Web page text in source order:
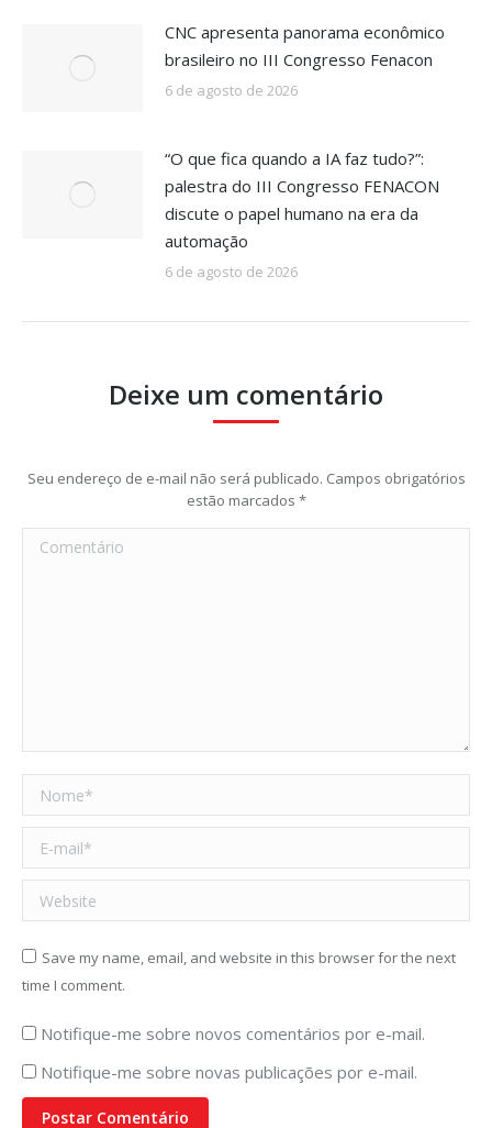
CNC apresenta panorama econômico
brasileiro no III Congresso Fenacon
6 de agosto de 2026
“O que fica quando a IA faz tudo?”:
palestra do III Congresso FENACON
discute o papel humano na era da
automação
6 de agosto de 2026
Deixe um comentário
Seu endereço de e-mail não será publicado. Campos obrigatórios
estão marcados *
Comentário
Nome *
E-mail *
Website
Save my name, email, and website in this browser for the next
time I comment.
Notifique-me sobre novos comentários por e-mail.
Notifique-me sobre novas publicações por e-mail.
Postar Comentário